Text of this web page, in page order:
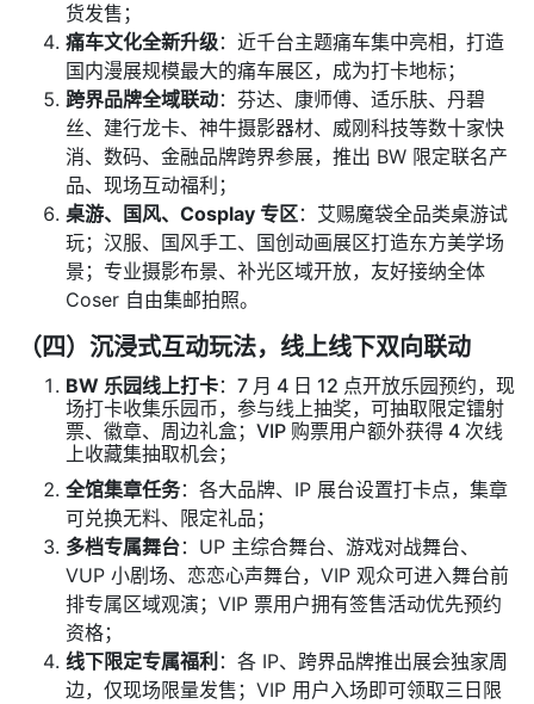
货发售；
痛车文化全新升级：近千台主题痛车集中亮相，打造
国内漫展规模最大的痛车展区，成为打卡地标；
跨界品牌全域联动：芬达、康师傅、适乐肤、丹碧
丝、建行龙卡、神牛摄影器材、威刚科技等数十家快
消、数码、金融品牌跨界参展，推出 BW 限定联名产
品、现场互动福利；
桌游、国风、Cosplay 专区：艾赐魔袋全品类桌游试
玩；汉服、国风手工、国创动画展区打造东方美学场
景；专业摄影布景、补光区域开放，友好接纳全体
Coser 自由集邮拍照。
（四）沉浸式互动玩法，线上线下双向联动
BW 乐园线上打卡：7 月 4 日 12 点开放乐园预约，现
场打卡收集乐园币，参与线上抽奖，可抽取限定镭射
票、徽章、周边礼盒；VIP 购票用户额外获得 4 次线
上收藏集抽取机会；
全馆集章任务：各大品牌、IP 展台设置打卡点，集章
可兑换无料、限定礼品；
多档专属舞台：UP 主综合舞台、游戏对战舞台、
VUP 小剧场、恋恋心声舞台，VIP 观众可进入舞台前
排专属区域观演；VIP 票用户拥有签售活动优先预约
资格；
线下限定专属福利 ：各 IP、跨界品牌推出展会独家周
边，仅现场限量发售；VIP 用户入场即可领取三日限